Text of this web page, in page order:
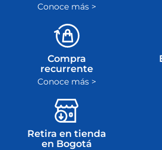
Conoce más >
Compra
recurrente
Conoce más >
Retira en tienda
en Bogotá